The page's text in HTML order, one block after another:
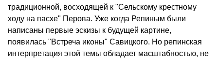
традиционной, восходящей к "Сельскому крестному
ходу на пасхе" Перова. Уже когда Репиным были
написаны первые эскизы к будущей картине,
появилась "Встреча иконы" Савицкого. Но репинская
интерпретация этой темы обладает масштабностью, не